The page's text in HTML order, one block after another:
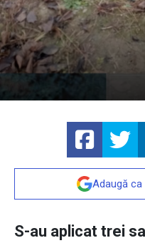
Adaugă ca
S-au aplicat trei